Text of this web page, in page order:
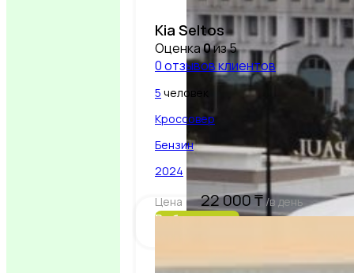
Processed with VSCO with
Kia Seltos
Оценка0из 5
0отзывов клиентов
5 человек
Кроссовер
Бензин
2024
Цена 22 000₸ /в день
Выбрать авто